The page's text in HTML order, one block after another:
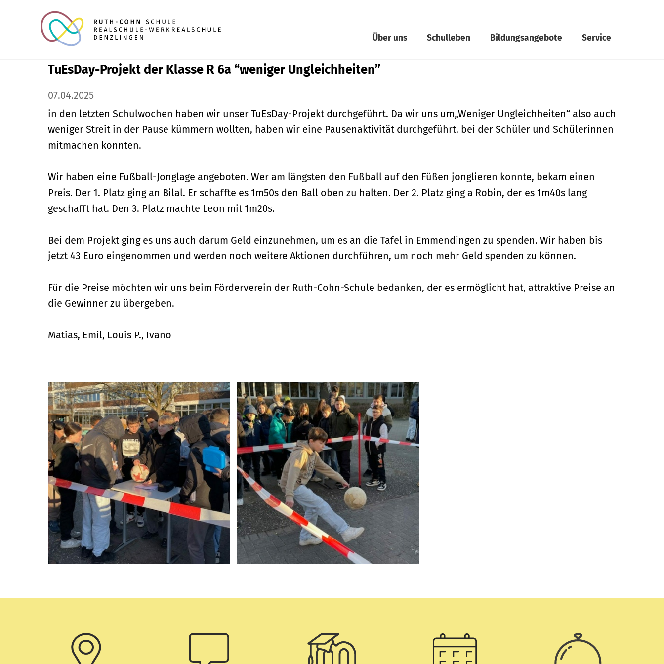
Über uns Schulleben Bildungsangebote Service
TuEsDay-Projekt der Klasse R 6a “weniger Ungleichheiten”
07.04.2025
in den letzten Schulwochen haben wir unser TuEsDay-Projekt durchgeführt. Da wir uns um„Weniger Ungleichheiten“ also auch
weniger Streit in der Pause kümmern wollten, haben wir eine Pausenaktivität durchgeführt, bei der Schüler und Schülerinnen
mitmachen konnten.
Wir haben eine Fußball-Jonglage angeboten. Wer am längsten den Fußball auf den Füßen jonglieren konnte, bekam einen
Preis. Der 1. Platz ging an Bilal. Er schaffte es 1m50s den Ball oben zu halten. Der 2. Platz ging a Robin, der es 1m40s lang
geschafft hat. Den 3. Platz machte Leon mit 1m20s.
Bei dem Projekt ging es uns auch darum Geld einzunehmen, um es an die Tafel in Emmendingen zu spenden. Wir haben bis
jetzt 43 Euro eingenommen und werden noch weitere Aktionen durchführen, um noch mehr Geld spenden zu können.
Für die Preise möchten wir uns beim Förderverein der Ruth-Cohn-Schule bedanken, der es ermöglicht hat, attraktive Preise an
die Gewinner zu übergeben.
Matias, Emil, Louis P., Ivano